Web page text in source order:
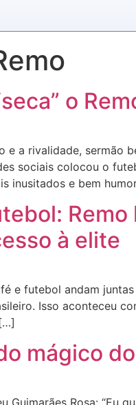
o
e a rivalidade, sermão
sociais colocou o
inusitados e bem
à elite
e futebol andam
Isso aconteceu
mágico